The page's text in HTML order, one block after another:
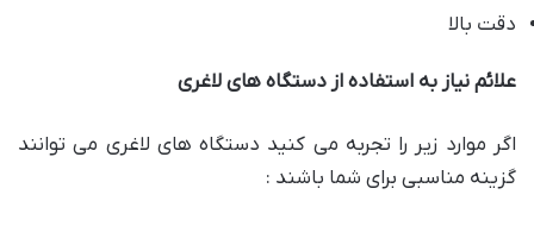
دقت بالا
علائم نیاز به استفاده از دستگاه های لاغری
اگر موارد زیر را تجربه می کنید دستگاه های لاغری می توانند
گزینه مناسبی برای شما باشند :